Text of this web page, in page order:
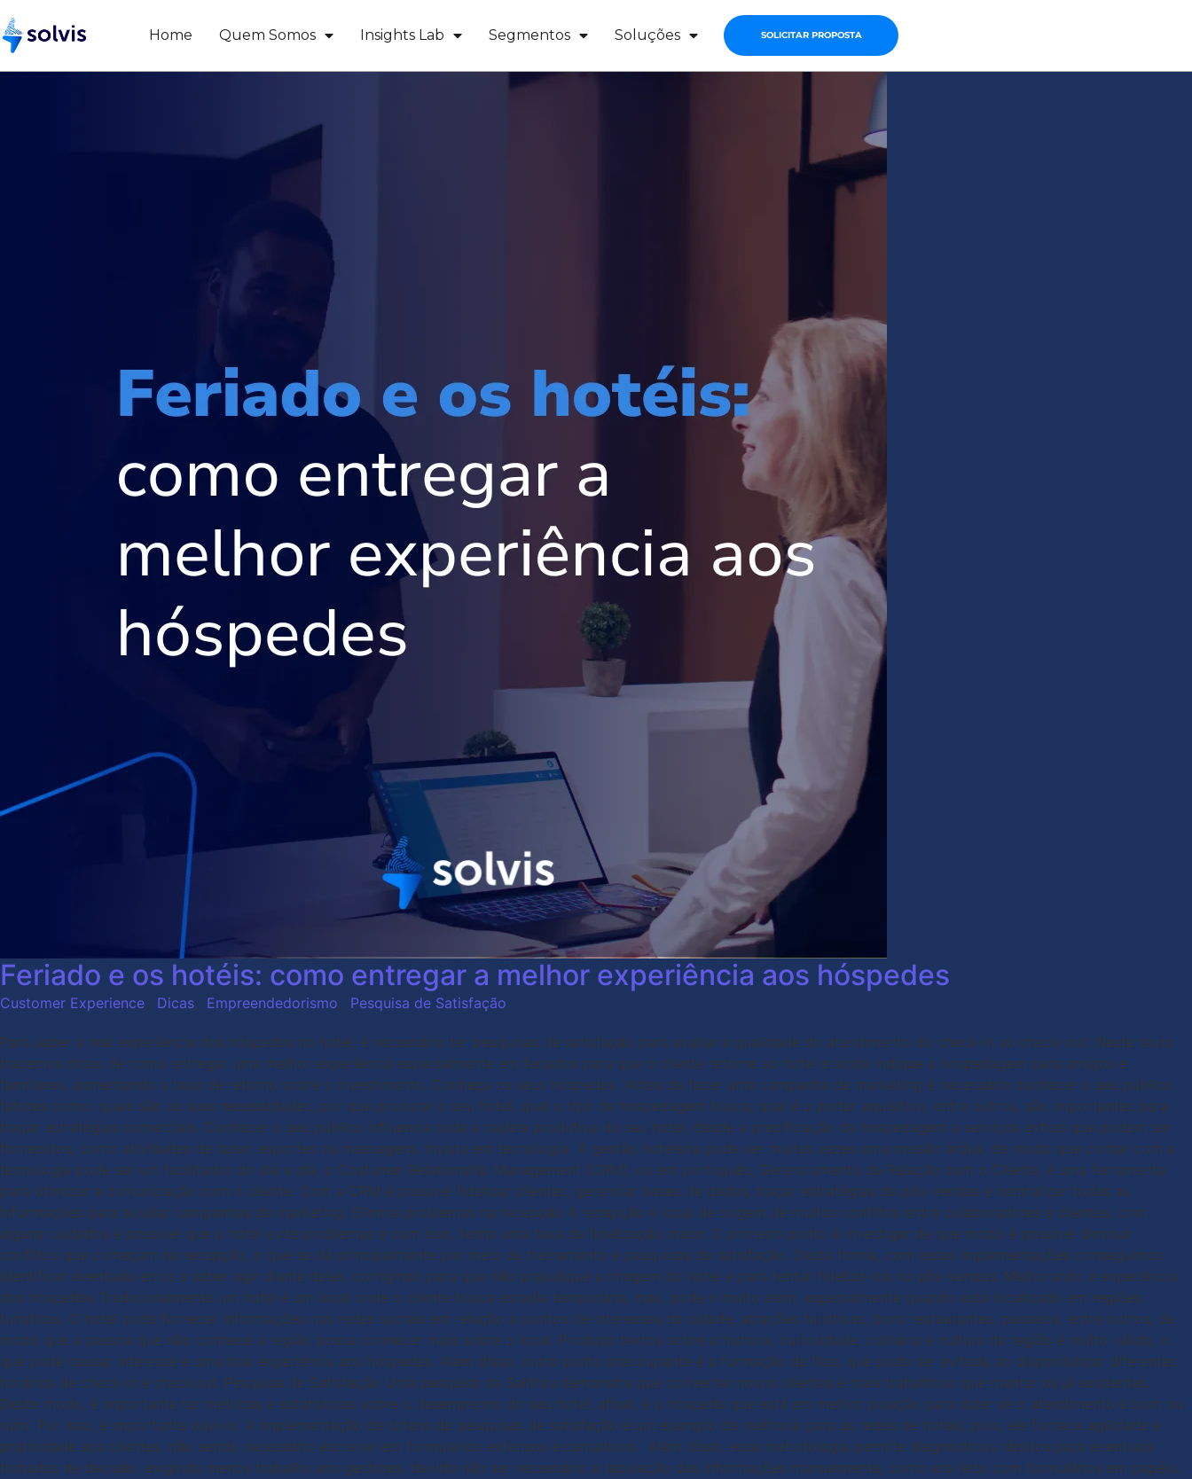
Home Quem Somos Insights Lab Segmentos Soluções SOLICITAR PROPOSTA
Feriado e os hotéis: como entregar a melhor experiência aos hóspedes
Customer Experience, Dicas, Empreendedorismo, Pesquisa de Satisfação
Para saber a real experiência dos hóspedes no hotel, é necessário ter pesquisas de satisfação para avaliar a qualidade do atendimento do check-in ao check-out. Neste texto
trazemos dicas de como entregar uma melhor experiência especialmente em feriados para que o cliente retorne ao hotel e ainda indique a hospedagem para amigos e
familiares, aumentando a taxa de retorno sobre o investimento. Conheça os seus hóspedes Antes de fazer uma campanha de marketing é necessário conhecer o seu público,
fatores como: quais são as suas necessidades, por que procurar o seu hotel, qual o tipo de hospedagem busca, qual é o poder aquisitivo, entre outros, são importantes para
traçar estratégias comerciais. Conhecer o seu público influencia toda a cadeia produtiva do seu hotel, desde a precificação da hospedagem a serviços extras que podem ser
fornecidos, como atividades de lazer, esportes ou massagens. Invista em tecnologia A gestão hoteleira pode ser muitas vezes uma missão árdua, de modo que contar com a
tecnologia pode ser um facilitador do dia a dia, o Costumer Relationship Management (CRM), ou em português, Gerenciamento de Relação com o Cliente, é uma ferramenta
para otimizar a comunicação com o cliente. Com a CRM é possível fidelizar clientes, gerenciar bases de dados, traçar estratégias de pós-vendas e centralizar todas as
informações para auxiliar campanhas de marketing. Elimine problemas na recepção A recepção é local de origem de muitos conflitos entre colaboradores e clientes, com
alguns cuidados é possível que o hotel evite problemas e com isso, tenha uma taxa de fidelização maior. O primeiro ponto é investigar de que modo é possível diminuir
conflitos que começam na recepção, o que se dá principalmente por meio de treinamento e pesquisas de satisfação. Desta forma, com essas implementações conseguimos
identificar eventuais erros e saber agir diante deles, corrigindo para que não prejudique a imagem do hotel e para tentar fidelizá-los no pós-vendas. Melhorando a experiência
dos hóspedes Tradicionalmente um hotel é um local onde o cliente busca estadia temporária, mas, pode ir muito além, especialmente quando está localizado em regiões
turísticas. O hotel pode fornecer informações nas redes sociais em relação a pontos de interesses da cidade, atrações turísticas, bons restaurantes, passeios, entre outros, de
modo que a pessoa que não conhece a região possa conhecer mais sobre o local. Produzir textos sobre a história, curiosidade, culinária e cultura da região é muito válido, o
que pode causar interesse e uma boa experiência aos hóspedes. Além disso, outro ponto preocupante é a formação de filas, que pode ser evitada ao disponibilizar diferentes
horários de check-in e checkout. Pesquisa de Satisfação Uma pesquisa da Sailthru demonstra que converter novos clientes é mais trabalhoso que manter os já existentes.
Deste modo, é importante ter métricas e estatísticas sobre o desempenho do seu hotel, afinal, é o hóspede que está em melhor posição para dizer se o atendimento é bom ou
ruim. Por isso, é importante ouvi-lo. A implementação de totens de pesquisas de satisfação é um exemplo de melhoria para as redes de hotéis, pois, ele fornece agilidade e
praticidade aos clientes, não sendo necessário escrever em formulários extensos e cansativos. Além disso, essa metodologia permite diagnósticos rápidos para eventuais
tomadas de decisão, exigindo menos trabalho aos gestores, devido não ser necessário a tabulação das informações manualmente, como era feito com formulários em papéis.